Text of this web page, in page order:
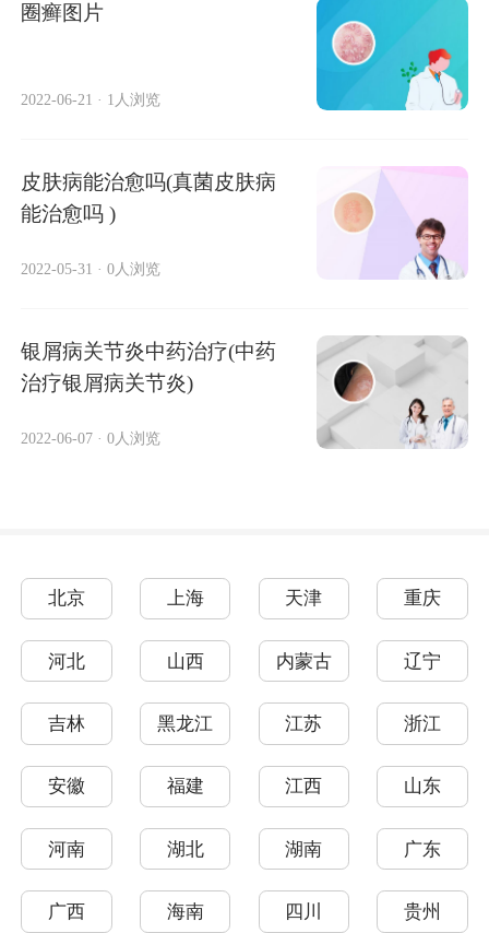
圈癣图片
2022-06-21 · 1人浏览
皮肤病能治愈吗(真菌皮肤病
能治愈吗 )
2022-05-31 · 0人浏览
银屑病关节炎中药治疗(中药
治疗银屑病关节炎)
2022-06-07 · 0人浏览
北京 上海 天津 重庆
河北 山西 内蒙古 辽宁
吉林 黑龙江 江苏 浙江
安徽 福建 江西 山东
河南 湖北 湖南 广东
广西 海南 四川 贵州